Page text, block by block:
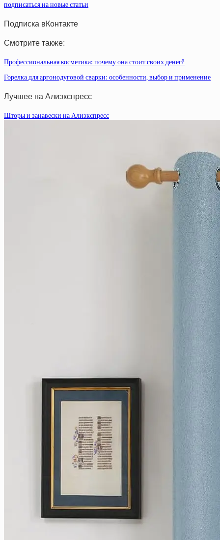
подписаться на новые статьи
Подписка вКонтакте
Смотрите также:
Профессиональная косметика: почему она стоит своих денег?
Горелка для аргонодуговой сварки: особенности, выбор и применение
Лучшее на Алиэкспресс
Шторы и занавески на Алиэкспресс